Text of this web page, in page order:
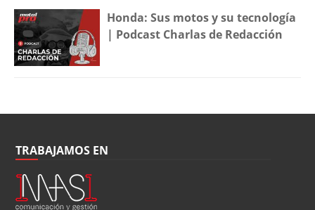
Honda: Sus motos y su tecnología
| Podcast Charlas de Redacción
TRABAJAMOS EN